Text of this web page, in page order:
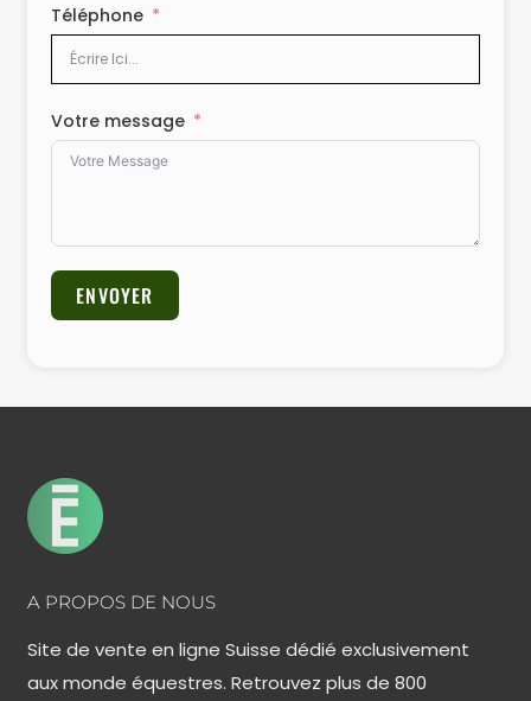
Téléphone
Votre message
ENVOYER
A PROPOS DE NOUS
Site de vente en ligne Suisse dédié exclusivement
aux monde équestres. Retrouvez plus de 800